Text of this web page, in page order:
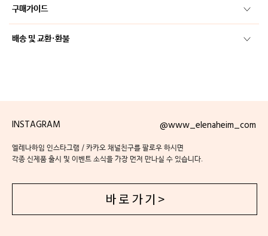
구매가이드
배송 및 교환·환불
INSTAGRAM @www_elenaheim_com
엘레나하임 인스타그램 / 카카오 채널친구를 팔로우 하시면
각종 신제품 출시 및 이벤트 소식을 가장 먼저 만나실 수 있습니다.
바 로 가 기 >